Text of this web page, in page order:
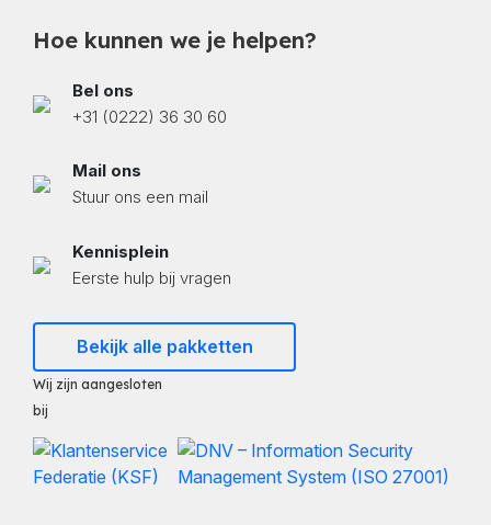
Hoe kunnen we je helpen?
Bel ons
+31 (0222) 36 30 60
Mail ons
Stuur ons een mail
Kennisplein
Eerste hulp bij vragen
Bekijk alle pakketten
Wij zijn aangesloten
bij